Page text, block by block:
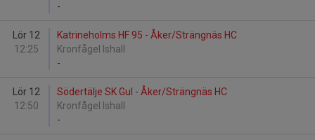
-
Lör 12
12:25
Katrineholms HF 95 - Åker/Strängnäs HC
Kronfågel Ishall
-
Lör 12
12:50
Södertälje SK Gul - Åker/Strängnäs HC
Kronfågel Ishall
-